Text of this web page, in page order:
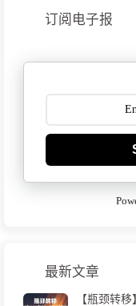
订阅电子报
最新文章
【瓶颈转